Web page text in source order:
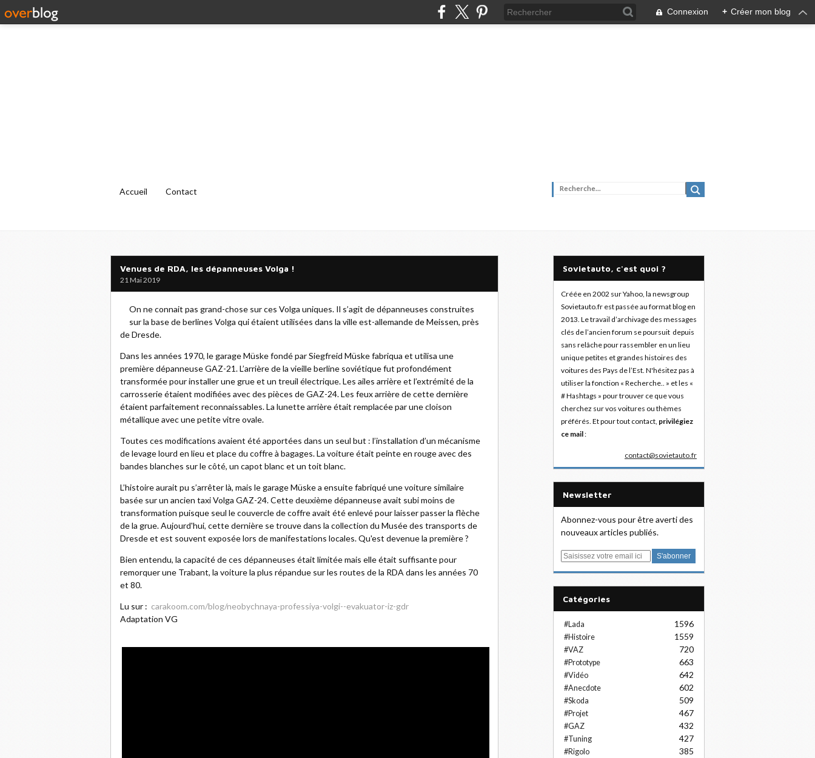
Connexion + Créer mon blog
Accueil Contact
Venues de RDA, les dépanneuses Volga !
21 Mai 2019
On ne connait pas grand-chose sur ces Volga uniques. Il s’agit de dépanneuses construites
sur la base de berlines Volga qui étaient utilisées dans la ville est-allemande de Meissen, près
de Dresde.
Dans les années 1970, le garage Müske fondé par Siegfreid Müske fabriqua et utilisa une
première dépanneuse GAZ-21. L’arrière de la vieille berline soviétique fut profondément
transformée pour installer une grue et un treuil électrique. Les ailes arrière et l’extrémité de la
carrosserie étaient modifiées avec des pièces de GAZ-24. Les feux arrière de cette dernière
étaient parfaitement reconnaissables. La lunette arrière était remplacée par une cloison
métallique avec une petite vitre ovale.
Toutes ces modifications avaient été apportées dans un seul but : l’installation d’un mécanisme
de levage lourd en lieu et place du coffre à bagages. La voiture était peinte en rouge avec des
bandes blanches sur le côté, un capot blanc et un toit blanc.
L’histoire aurait pu s’arrêter là, mais le garage Müske a ensuite fabriqué une voiture similaire
basée sur un ancien taxi Volga GAZ-24. Cette deuxième dépanneuse avait subi moins de
transformation puisque seul le couvercle de coffre avait été enlevé pour laisser passer la flèche
de la grue. Aujourd'hui, cette dernière se trouve dans la collection du Musée des transports de
Dresde et est souvent exposée lors de manifestations locales. Qu'est devenue la première ?
Bien entendu, la capacité de ces dépanneuses était limitée mais elle était suffisante pour
remorquer une Trabant, la voiture la plus répandue sur les routes de la RDA dans les années 70
et 80.
Lu sur : carakoom.com/blog/neobychnaya-professiya-volgi--evakuator-iz-gdr
Adaptation VG
Sovietauto, c'est quoi ?
Créée en 2002 sur Yahoo, la newsgroup
Sovietauto.fr est passée au format blog en
2013. Le travail d’archivage des messages
clés de l’ancien forum se poursuit depuis
sans relâche pour rassembler en un lieu
unique petites et grandes histoires des
voitures des Pays de l’Est. N'hésitez pas à
utiliser la fonction « Recherche.. » et les «
# Hashtags » pour trouver ce que vous
cherchez sur vos voitures ou thèmes
préférés. Et pour tout contact, privilégiez
ce mail:
contact@sovietauto.fr
Newsletter
Abonnez-vous pour être averti des
nouveaux articles publiés.
E
Catégories
#Lada 1596
#Histoire 1559
#VAZ 720
#Prototype 663
#Vidéo 642
#Anecdote 602
#Skoda 509
#Projet 467
#GAZ 432
#Tuning 427
#Rigolo 385